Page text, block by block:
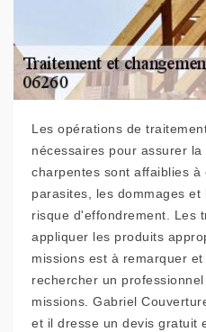
Les opérations de
nécessaires pour assurer
charpentes sont affaiblies à
parasites, les dommages
risque d'effondrement. Les
appliquer les produits
missions est à remarquer
rechercher un
missions. Gabriel
et il dresse un devis gratuit